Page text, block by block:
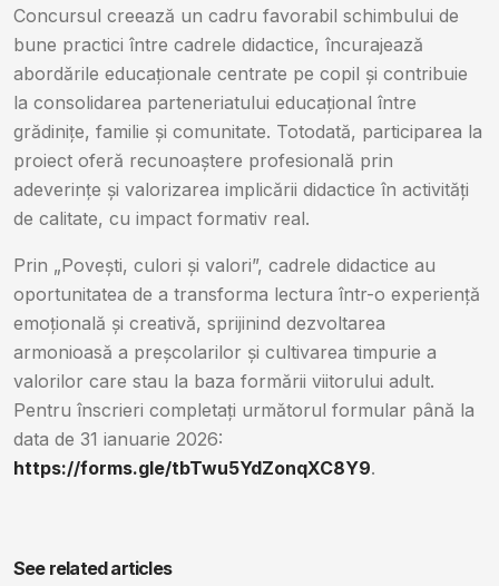
Concursul creează un cadru favorabil schimbului de
bune practici între cadrele didactice, încurajează
abordările educaționale centrate pe copil și contribuie
la consolidarea parteneriatului educațional între
grădinițe, familie și comunitate. Totodată, participarea la
proiect oferă recunoaștere profesională prin
adeverințe și valorizarea implicării didactice în activități
de calitate, cu impact formativ real.
Prin „Povești, culori și valori”, cadrele didactice au
oportunitatea de a transforma lectura într-o experiență
emoțională și creativă, sprijinind dezvoltarea
armonioasă a preșcolarilor și cultivarea timpurie a
valorilor care stau la baza formării viitorului adult.
Pentru înscrieri completați următorul formular până la
data de 31 ianuarie 2026:
https://forms.gle/tbTwu5YdZonqXC8Y9.
See related articles